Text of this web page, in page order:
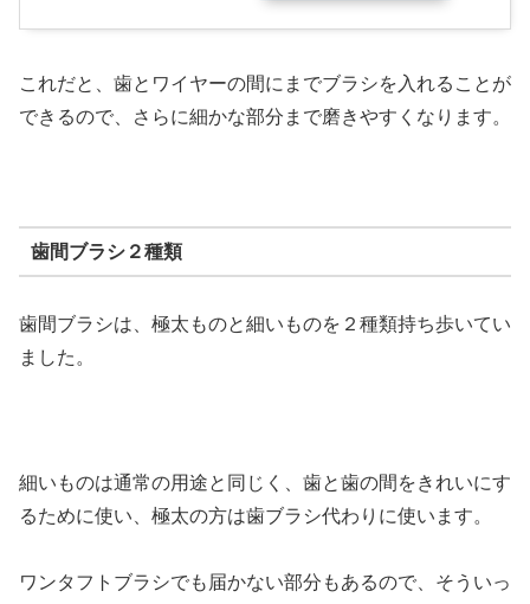
これだと、歯とワイヤーの間にまでブラシを入れることが
できるので、さらに細かな部分まで磨きやすくなります。
歯間ブラシ２種類
歯間ブラシは、極太ものと細いものを２種類持ち歩いてい
ました。
細いものは通常の用途と同じく、歯と歯の間をきれいにす
るために使い、極太の方は歯ブラシ代わりに使います。
ワンタフトブラシでも届かない部分もあるので、そういっ